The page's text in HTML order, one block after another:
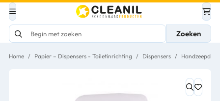
Zoeken
Home / Papier – Dispensers - Toiletinrichting / Dispensers /